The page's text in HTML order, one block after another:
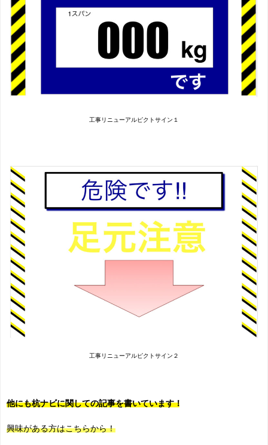
工事リニューアルピクトサイン１
工事リニューアルピクトサイン２
他にも杭ナビに関しての記事を書いています！
興味がある方はこちらから！